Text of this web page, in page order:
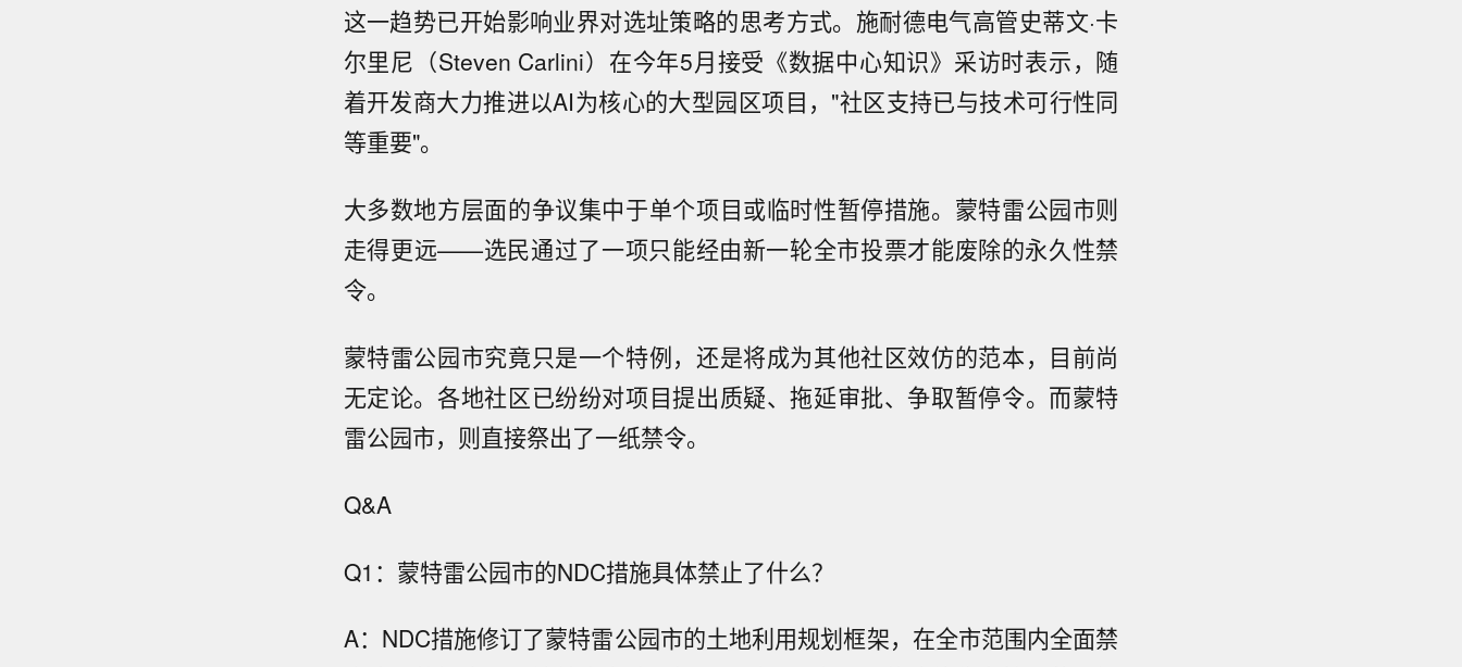
这一趋势已开始影响业界对选址策略的思考方式。施耐德电气高管史蒂文·卡
尔里尼（Steven Carlini）在今年5月接受《数据中心知识》采访时表示，随
着开发商大力推进以AI为核心的大型园区项目，"社区支持已与技术可行性同
等重要"。
大多数地方层面的争议集中于单个项目或临时性暂停措施。蒙特雷公园市则
走得更远——选民通过了一项只能经由新一轮全市投票才能废除的永久性禁
令。
蒙特雷公园市究竟只是一个特例，还是将成为其他社区效仿的范本，目前尚
无定论。各地社区已纷纷对项目提出质疑、拖延审批、争取暂停令。而蒙特
雷公园市，则直接祭出了一纸禁令。
Q&A
Q1：蒙特雷公园市的NDC措施具体禁止了什么？
A：NDC措施修订了蒙特雷公园市的土地利用规划框架，在全市范围内全面禁